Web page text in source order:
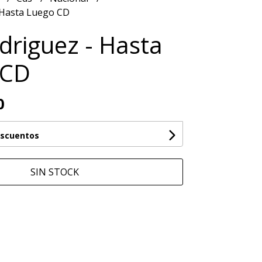
Luego CD
- Hasta
SIN STOCK